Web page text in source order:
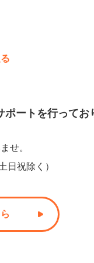
ポートを行ってお
せ。
日祝除く）